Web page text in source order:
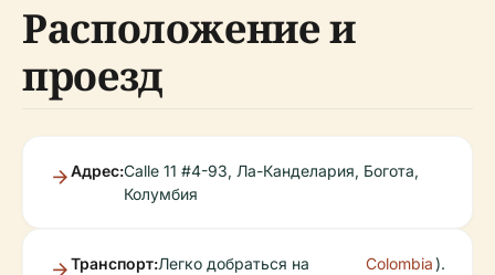
Расположение и
проезд
Адрес:Calle 11 #4-93, Ла-Канделария, Богота,
Колумбия
Транспорт:Легко добраться на
Colombia).